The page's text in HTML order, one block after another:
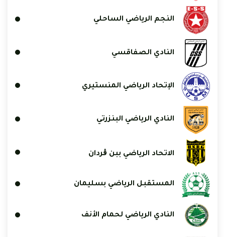
النجم الرياضي الساحلي
النادي الصفاقسي
الإتحاد الرياضي المنستيري
النادي الرياضي البنزرتي
الاتحاد الرياضي ببن ڨردان
المستقبل الرياضي بسليمان
النادي الرياضي لحمام الأنف